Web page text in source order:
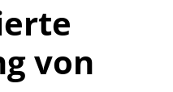
von